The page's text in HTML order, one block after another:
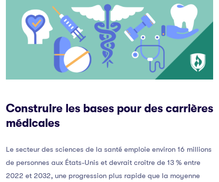
Construire les bases pour des carrières
médicales
Le secteur des sciences de la santé emploie environ 16 millions
de personnes aux États-Unis et devrait croître de 13 % entre
2022 et 2032, une progression plus rapide que la moyenne